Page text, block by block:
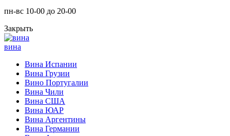
пн-вс 10-00 до 20-00
Закрыть
вина
Вина Испании
Вина Грузии
Вино Португалии
Вина Чили
Вина США
Вина ЮАР
Вина Аргентины
Вина Германии